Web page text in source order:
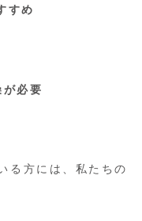
すめ
必要
る方には、私たちの